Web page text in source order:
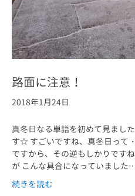
路面に注意！
2018年1月24日
真冬日なる単語を初めて見まし
す☆ すごいですね、真冬日って
ですから、その逆もしかりです
が こんな具合になっていました
続きを読む